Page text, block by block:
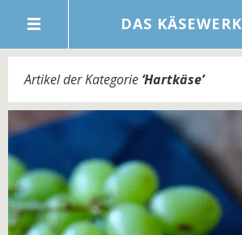
DAS KÄSEWERK
Artikel der Kategorie ‘Hartkäse’